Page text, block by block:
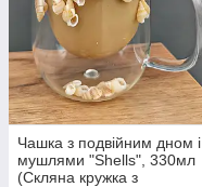
Чашка з подвійним дном і
мушлями "Shells", 330мл
(Скляна кружка з